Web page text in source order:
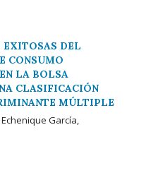
EXITOSAS DEL
CONSUMO
LA BOLSA
CLASIFICACIÓN
MÚLTIPLE
García,